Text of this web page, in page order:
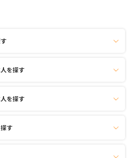
丁寧に向き合い支援をしている建太先生
を探す
を探す
す